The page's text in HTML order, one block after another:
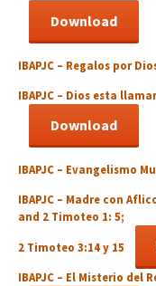
Download
IBAPJC – Regalos por
IBAPJC – Dios esta
Download
IBAPJC – Evangelismo
IBAPJC – Madre con
and 2 Timoteo 1: 5;
2 Timoteo 3:14 y 15
IBAPJC – El Misterio del